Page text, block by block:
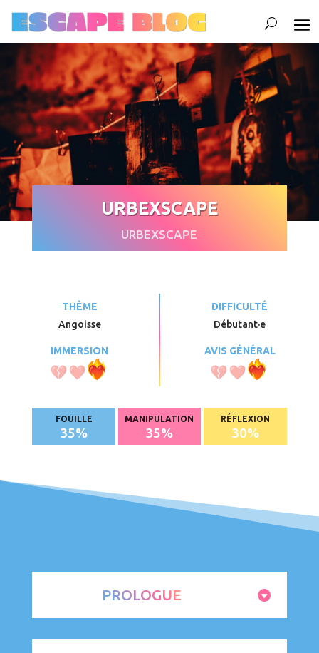
URBEXSCAPE
URBEXSCAPE
THÈME
Angoisse
DIFFICULTÉ
Débutant·e
IMMERSION AVIS GÉNÉRAL
FOUILLE
35%
MANIPULATION
35%
RÉFLEXION
30%
PROLOGUE